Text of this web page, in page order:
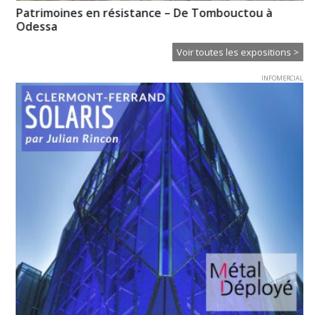
Patrimoines en résistance – De Tombouctou à
Odessa
Voir toutes les expositions >
INFOMERCIAL